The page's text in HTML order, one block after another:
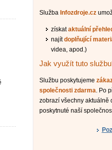
Služba Infozdroje.cz
získataktuální
najítdoplňující
videa, apod.)
Jak využít tuto
Službu poskytujeme
společnosti zdarma . Po
zobrazí všechny aktuálně
poskytnuté naší